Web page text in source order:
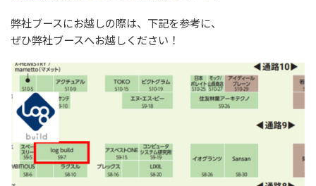
弊社ブースにお越しの際は、下記を参考に、
ぜひ弊社ブースへお越しください！